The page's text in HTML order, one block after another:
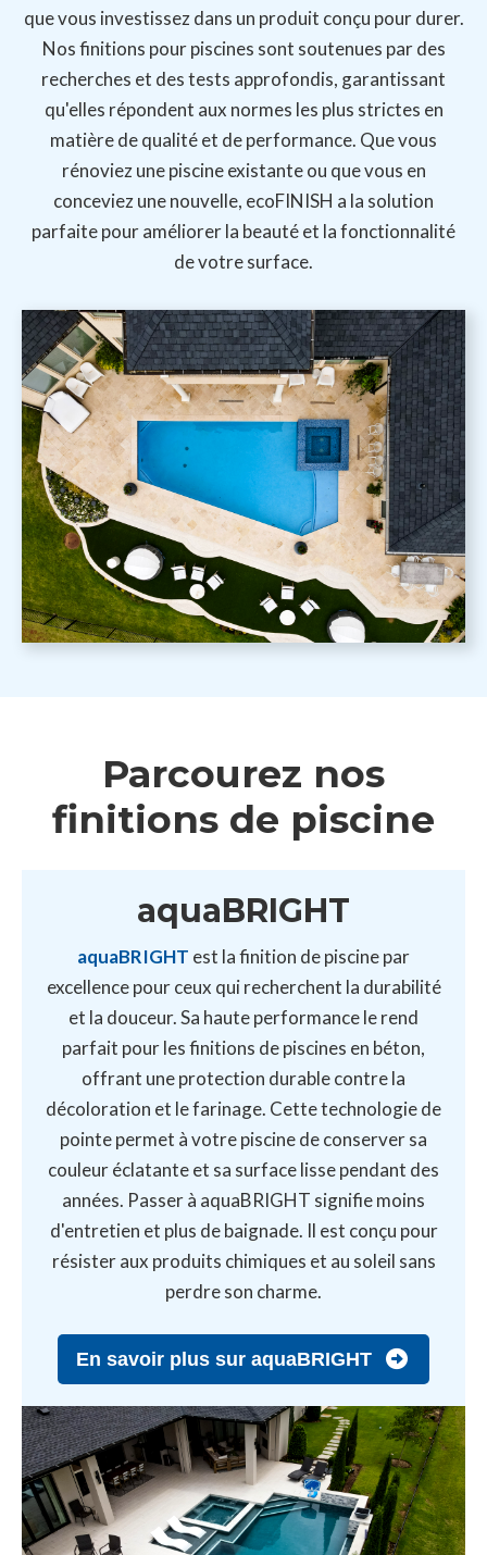
que vous investissez dans un produit conçu pour durer.
Nos finitions pour piscines sont soutenues par des
recherches et des tests approfondis, garantissant
qu'elles répondent aux normes les plus strictes en
matière de qualité et de performance. Que vous
rénoviez une piscine existante ou que vous en
conceviez une nouvelle, ecoFINISH a la solution
parfaite pour améliorer la beauté et la fonctionnalité
de votre surface.
Parcourez nos
finitions de piscine
aquaBRIGHT
aquaBRIGHT est la finition de piscine par
excellence pour ceux qui recherchent la durabilité
et la douceur. Sa haute performance le rend
parfait pour les finitions de piscines en béton,
offrant une protection durable contre la
décoloration et le farinage. Cette technologie de
pointe permet à votre piscine de conserver sa
couleur éclatante et sa surface lisse pendant des
années. Passer à aquaBRIGHT signifie moins
d'entretien et plus de baignade. Il est conçu pour
résister aux produits chimiques et au soleil sans
perdre son charme.
En savoir plus sur aquaBRIGHT